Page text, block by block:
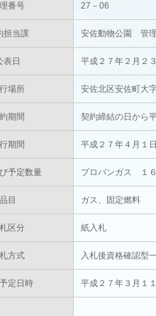
番号 27－06
担当課 安佐動物公園 管
表日 平成２７年２月２
場所 安佐北区安佐町大
期間 契約締結の日から
期間 平成２７年４月１
予定数量 プロパンガス １
品目 ガス、固定燃料
区分 紙入札
方式 入札後資格確認型
定日時 平成２７年３月１